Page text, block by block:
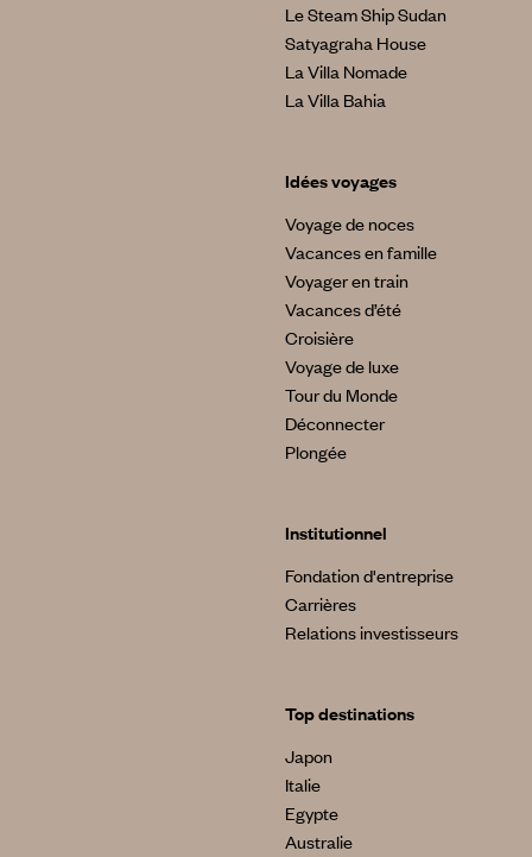
Le Steam Ship Sudan
Satyagraha House
La Villa Nomade
La Villa Bahia
Idées voyages
Voyage de noces
Vacances en famille
Voyager en train
Vacances d’été
Croisière
Voyage de luxe
Tour du Monde
Déconnecter
Plongée
Institutionnel
Fondation d'entreprise
Carrières
Relations investisseurs
Top destinations
Japon
Italie
Egypte
Australie